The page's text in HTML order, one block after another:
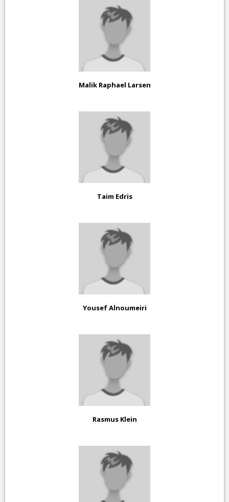
Malik Raphael Larsen
Taim Edris
Yousef Alnoumeiri
Rasmus Klein